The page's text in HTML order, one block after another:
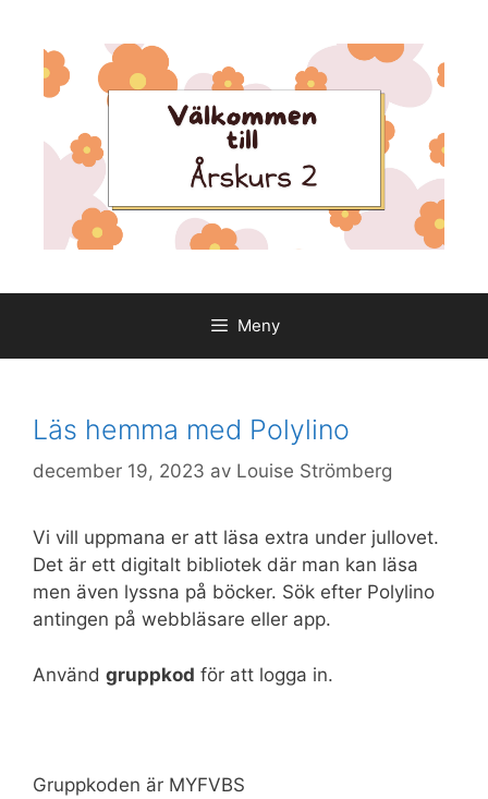
innehåll
Meny
Läs hemma med Polylino
december 19, 2023 av Louise Strömberg
Vi vill uppmana er att läsa extra under jullovet.
Det är ett digitalt bibliotek där man kan läsa
men även lyssna på böcker. Sök efter Polylino
antingen på webbläsare eller app.
Använd gruppkod för att logga in.
Gruppkoden är MYFVBS